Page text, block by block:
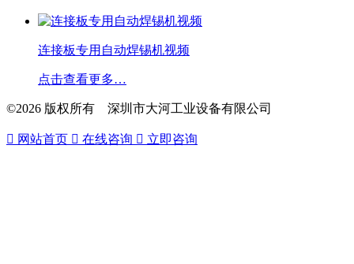
连接板专用自动焊锡机视频
点击查看更多…
©2026 版权所有 深圳市大河工业设备有限公司
 网站首页  在线咨询  立即咨询